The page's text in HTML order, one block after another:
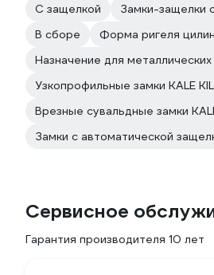
С защелкой
Замки-защелки
В сборе
Форма ригеля
Назначение для
Узкопрофильные замки KALE
Врезные сувальдные замки
Замки с автоматической
Сервисное
Гарантия производителя 10 лет